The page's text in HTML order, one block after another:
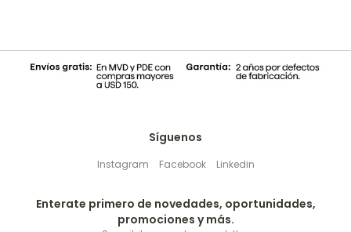
Síguenos
Instagram Facebook Linkedin
Enterate primero de novedades, oportunidades,
promociones y más.